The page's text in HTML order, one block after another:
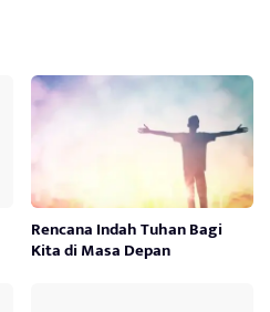
Rencana Indah Tuhan Bagi
Kita di Masa Depan